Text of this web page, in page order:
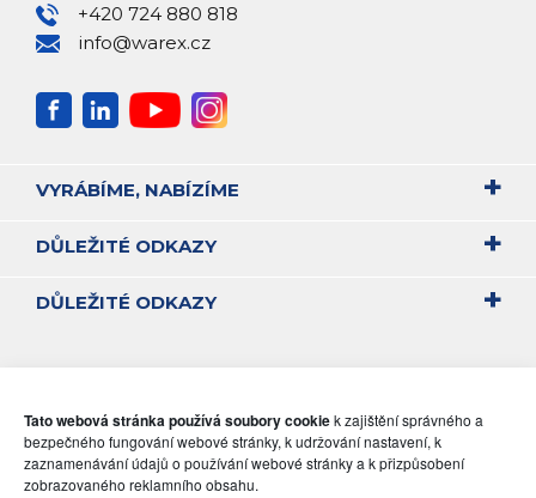
Tato webová stránka používá soubory cookiek zajištění správného a
bezpečného fungování webové stránky, k udržování nastavení, k
zaznamenávání údajů o používání webové stránky a k přizpůsobení
zobrazovaného reklamního obsahu.
+420 724 880 818
info@warex.cz
VYRÁBÍME, NABÍZÍME
DŮLEŽITÉ ODKAZY
DŮLEŽITÉ ODKAZY